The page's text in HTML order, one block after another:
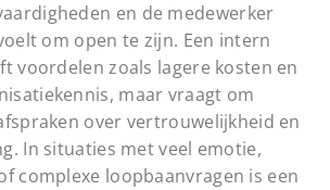
en de medewerker
om open te zijn. Een intern
voordelen zoals lagere kosten en
maar vraagt om
over vertrouwelijkheid en
In situaties met veel emotie,
complexe loopbaanvragen is een